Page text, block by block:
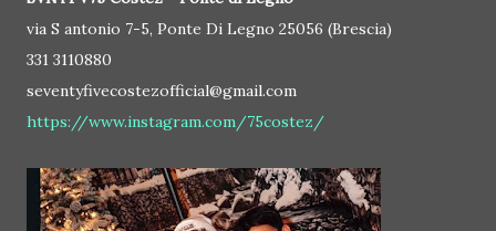
via S antonio 7-5, Ponte Di Legno 25056 (Brescia)
331 3110880
seventyfivecostezofficial@gmail.com
https://www.instagram.com/75costez/